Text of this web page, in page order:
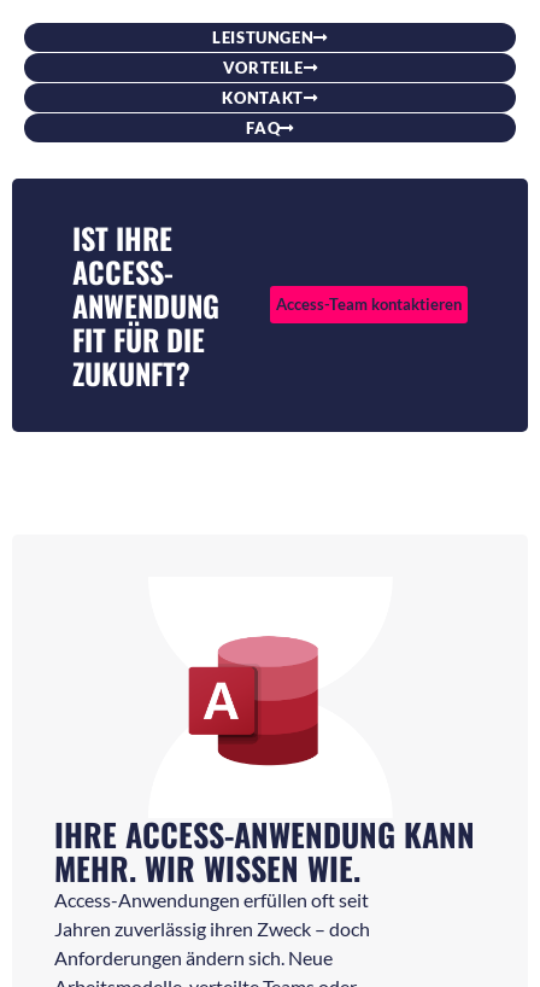
LEISTUNGEN
VORTEILE
KONTAKT
FAQ
IST IHRE
ACCESS-
ANWENDUNG
FIT FÜR DIE
ZUKUNFT?
Access-Team kontaktieren
IHRE ACCESS-ANWENDUNG KANN
MEHR. WIR WISSEN WIE.
Access-Anwendungen erfüllen oft seit
Jahren zuverlässig ihren Zweck – doch
Anforderungen ändern sich. Neue